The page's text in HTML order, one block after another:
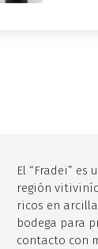
El “Fradei”
región
ricos en
bodega para
contacto con